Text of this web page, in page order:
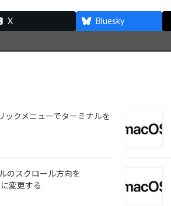
X Bluesky
ックメニューでターミナルを
のスクロール方向を
変更する